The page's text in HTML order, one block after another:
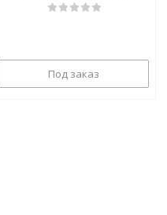
Под заказ